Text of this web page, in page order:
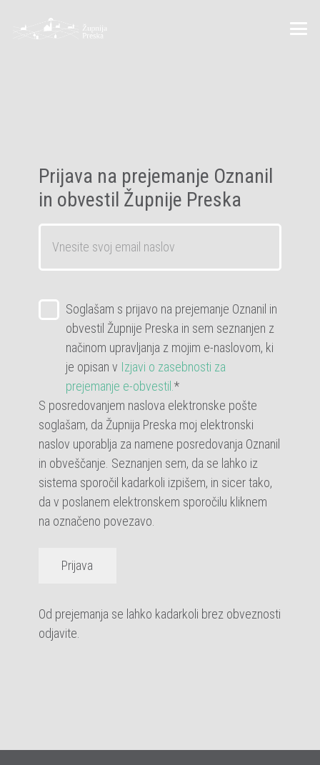
Prijava na prejemanje Oznanil
in obvestil Župnije Preska
Zasebnost*
Soglašam s prijavo na prejemanje Oznanil in
obvestil Župnije Preska in sem seznanjen z
načinom upravljanja z mojim e-naslovom, ki
je opisan v Izjavi o zasebnosti za
prejemanje e-obvestil. *
S posredovanjem naslova elektronske pošte
soglašam, da Župnija Preska moj elektronski
naslov uporablja za namene posredovanja Oznanil
in obveščanje. Seznanjen sem, da se lahko iz
sistema sporočil kadarkoli izpišem, in sicer tako,
da v poslanem elektronskem sporočilu kliknem
na označeno povezavo.
Prijava
Od prejemanja se lahko kadarkoli brez obveznosti
odjavite.